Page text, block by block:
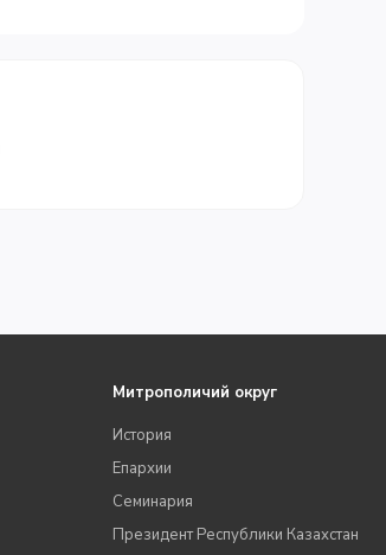
Митрополичий округ
История
Епархии
Семинария
Президент Республики Казахстан